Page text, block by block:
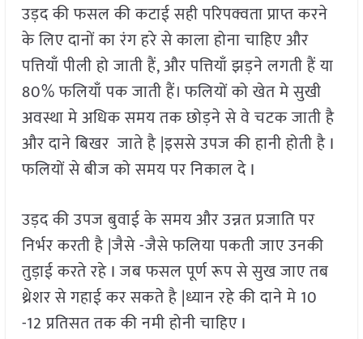
उड़द की फसल की कटाई सही परिपक्वता प्राप्त करने
के लिए दानों का रंग हरे से काला होना चाहिए और
पत्तियाँ पीली हो जाती हैं, और पत्तियाँ झड़ने लगती हैं या
80% फलियाँ पक जाती हैं। फलियों को खेत मे सुखी
अवस्था मे अधिक समय तक छोड़ने से वे चटक जाती है
और दाने बिखर जाते है |इससे उपज की हानी होती है I
फलियों से बीज को समय पर निकाल दे I
उड़द की उपज बुवाई के समय और उन्नत प्रजाति पर
निर्भर करती है |जैसे -जैसे फलिया पकती जाए उनकी
तुड़ाई करते रहे I जब फसल पूर्ण रूप से सुख जाए तब
थ्रेशर से गहाई कर सकते है |ध्यान रहे की दाने मे 10
-12 प्रतिसत तक की नमी होनी चाहिए I